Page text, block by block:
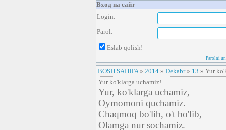
Вход на сайт
Login:
Parol:
Eslab qolish!
Parolni
BOSH SAHIFA» 2014 » Dekabr » 13 » Yur
Yur ko'klarga uchamiz!
Yur, ko'klarga uchamiz,
Oymomoni quchamiz.
Chaqmoq bo'lib, o't bo'lib,
Olamga nur sochamiz.